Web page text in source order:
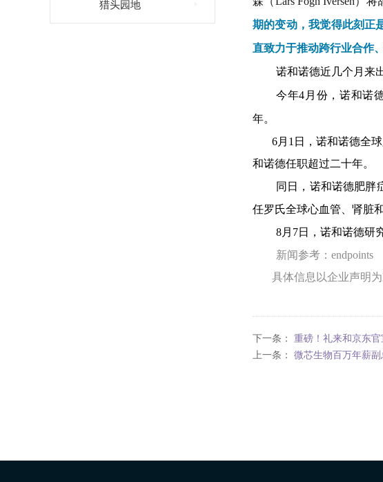
猎头园地
期的变动，我觉得此刻正
直致力于推动跨行业合作
诺和诺德近几个月来
今年4月份，诺和诺
年。
6月1日， 诺和诺德全
和诺德任职超过二十年。
同日，诺和诺德肥胖
任罗氏全球心血管、肾脏
8月7日， 诺和诺德研
新闻参考：endpoints
具体信息以企业声明为
下一条： 重磅！礼来和京东
上一条： 微芯生物百万年薪副